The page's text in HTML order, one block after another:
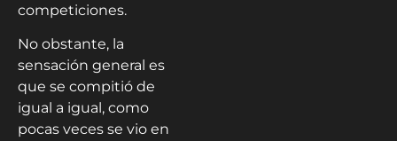
competiciones.
No obstante, la
sensación general es
que se compitió de
igual a igual, como
pocas veces se vio en